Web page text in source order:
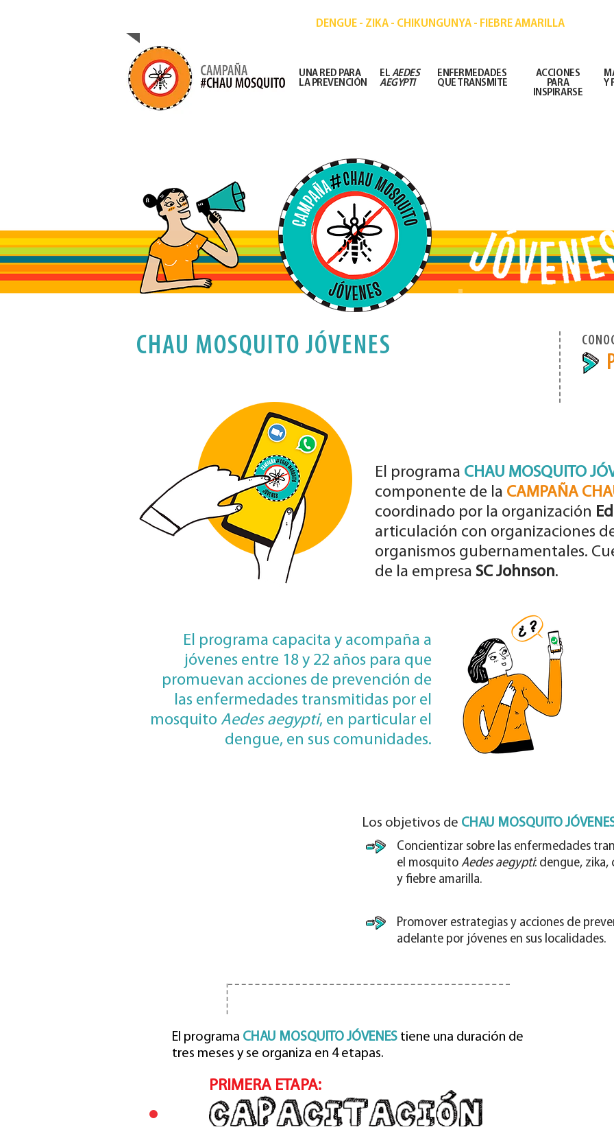
DENGUE - ZIKA - CHIKUNGUNYA - FIEBRE AMARILLA
ELAEDES
AEGYPTI
ENFERMEDADES
QUE TRANSMITE
UNA RED PARA
LA PREVENCIÓN
ACCIONES
PARA
INSPIRARSE
Y
CHAU MOSQUITO JÓVENES
El programa CHAU MOSQUITO
componente de la CAMPAÑA
coordinado por la organización
articulación con organizaciones
organismos gubernamentales.
de la empresa SC Johnson.
El programa capacita y acompaña a
jóvenes entre 18 y 22 años para que
promuevan acciones de prevención de
las enfermedades transmitidas por el
mosquito Aedes aegypti, en particular el
dengue, en sus comunidades.
Los objetivos de CHAU MOSQUITO
Concientizar sobre las enfermedades
el mosquito Aedes aegypti: dengue, zika,
y fiebre amarilla.
Promover estrategias y acciones de
adelante por jóvenes en sus localidades.
El programa CHAU MOSQUITO JÓVENES tiene una duración de
tres meses y se organiza en 4 etapas.
PRIMERA ETAPA: